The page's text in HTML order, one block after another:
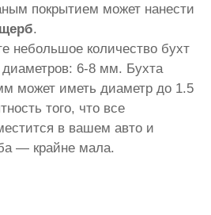
покрытием может нанести
.
небольшое количество бухт
6-8 мм. Бухта
может иметь диаметр до 1.5
того, что все
в вашем авто и
— крайне мала.